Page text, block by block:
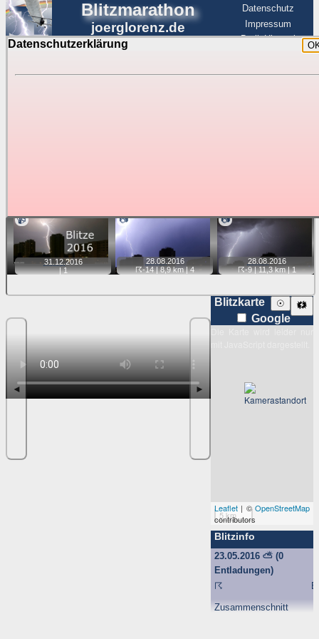
Datenschutzerklärung
Blitzmarathon
joerglorenz.de
Datenschutz
Impressum
BerlinHimmel
Blitzmarathon
Luftfahrt
📹
31.12. 2016
|1
📷
28.08. 2016
☈-14| 8,9 km |4
📷
28.08. 2016
☈-9| 11,3 km |1
◄ ►
Blitzkarte 🗱
☉
Google
5 km
Leaflet | ©OpenStreetMap
contributors
Blitzinfo
23.05.2016⛅ (0
Entladungen)
☈
Zusammenschnitt